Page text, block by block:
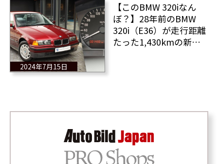
2024年7月15日
【このBMW 320iなん
ぼ？】28年前のBMW
320i（E36）が走行距離
たった1,430kmの新車